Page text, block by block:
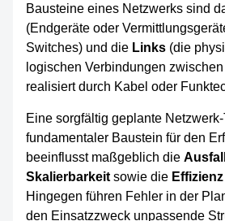
Bausteine eines Netzwerks sind
(Endgeräte oder
Switches) und die Links(die
logischen Verbindungen
realisiert durch Kabel oder
Eine sorgfältig geplante
fundamentaler Baustein für den
beeinflusst maßgeblich die
Skalierbarkeitsowie die Effizienz
Hingegen führen Fehler in der
den Einsatzzweck unpassende